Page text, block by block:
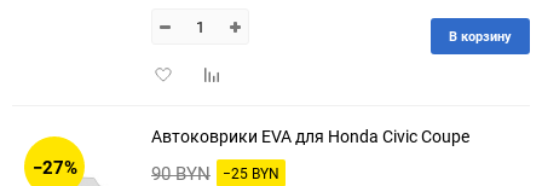
ДобавитьДобавить
В корзину
−27%
Автоковрики EVA для Honda Civic Coupe
90 BYN −25 BYN